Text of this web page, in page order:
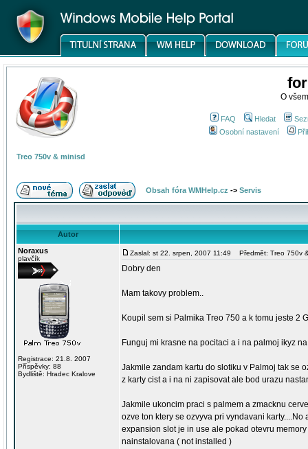
O
FAQ Hledat
Osobní nastavení
Treo 750v & minisd
Obsah fóra WMHelp.cz -> Servis
Autor
Noraxus
plavčík
Registrace: 21.8. 2007
Příspěvky: 88
Bydliště: Hradec Kralove
Zaslal: st 22. srpen, 2007 11:49 Předmět: Treo 750v
Dobry den
Mam takovy problem..
Koupil sem si Palmika Treo 750 a k tomu jeste 2
Funguj mi krasne na pocitaci a i na palmoj ikyz
Jakmile zandam kartu do slotiku v Palmoj tak se
z karty cist a i na ni zapisovat ale bod urazu
Jakmile ukoncim praci s palmem a zmacknu
ozve ton ktery se ozvyva pri vyndavani
expansion slot je in use ale pokad otevru
nainstalovana ( not installed )